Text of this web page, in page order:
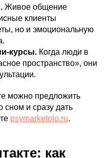
Живое общение
клиенты
но и эмоциональную
курсы. Когда люди в
пространство», они
можно предложить
сном и сразу дать
psymarketolo.ru.
как